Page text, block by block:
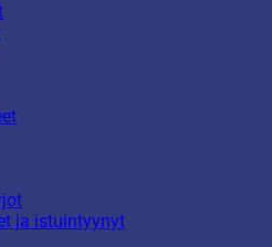
ja istuintyynyt